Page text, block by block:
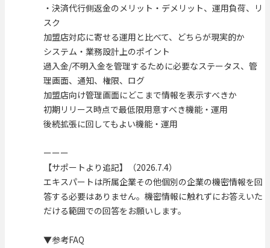
・決済代行側返金のメリット・デメリット、運用負荷、リ
スク
加盟店対応に寄せる運用と比べて、どちらが現実的か
システム・業務設計上のポイント
過入金/不明入金を管理するために必要なステータス、管
理画面、通知、権限、ログ
加盟店向け管理画面にどこまで情報を表示すべきか
初期リリース時点で最低限用意すべき機能・運用
後続拡張に回してもよい機能・運用
ーーー
【サポートより追記】（2026.7.4）
エキスパートは所属企業その他個別の企業の機密情報を回
答する必要はありません。機密情報に触れずにお答えいた
だける範囲での回答をお願いします。
▼参考FAQ